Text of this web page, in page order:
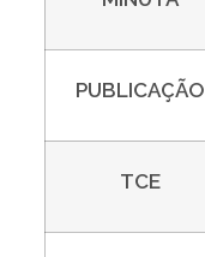
PUBLICAÇÃO
TCE